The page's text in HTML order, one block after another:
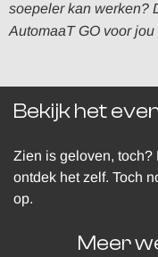
soepeler kan werken?
AutomaaT GO voor
Bekijk het
Zien is geloven, toch?
ontdek het zelf. Toch
op.
Meer